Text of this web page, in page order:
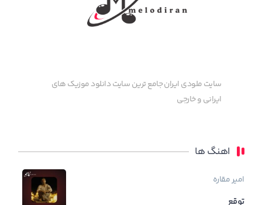
سایت ملودی ایران جامع ترین سایت دانلود موزیک های
ایرانی و خارجی
اهنگ ها
امیر مقاره
توقع